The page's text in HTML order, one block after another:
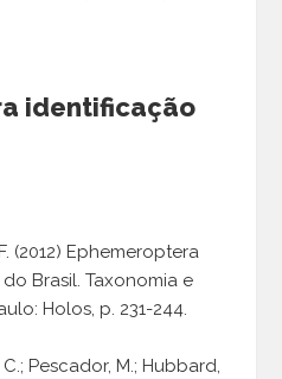
identificação
(2012) Ephemeroptera
do Brasil. Taxonomia e
Holos, p. 231-244.
Pescador, M.; Hubbard,